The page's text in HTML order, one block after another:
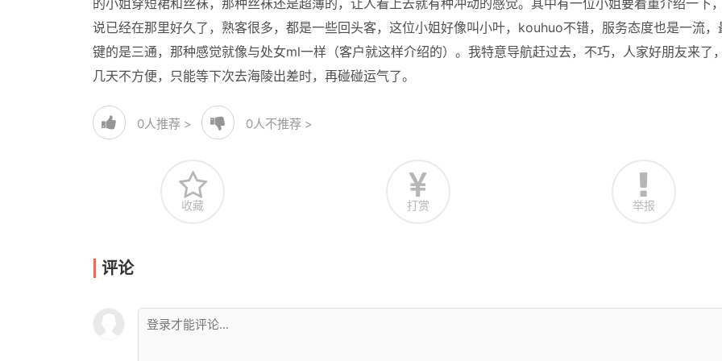
的小姐穿短裙和丝袜，那种丝袜还是超薄的，让人看上去就有种冲动的感觉。其中有一位小姐要着重介绍一下
说已经在那里好久了，熟客很多，都是一些回头客，这位小姐好像叫小叶，kouhuo不错，服务态度也是一流，
键的是三通，那种感觉就像与处女ml一样（客户就这样介绍的）。我特意导航赶过去，不巧，人家好朋友来了
几天不方便，只能等下次去海陵出差时，再碰碰运气了。
0人推荐 > 0人不推荐 >
收藏 打赏 举报
评论